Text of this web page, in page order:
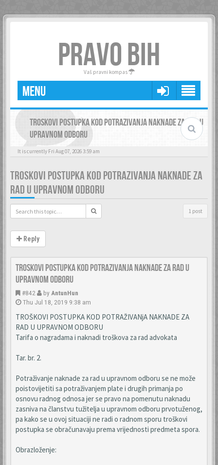
PRAVO BIH
Vaš pravni kompas
MENU
TROSKOVI POSTUPKA KOD POTRAZIVANJA NAKNADE ZA RAD U
UPRAVNOM ODBORU
It is currently Fri Aug 07, 2026 3:59 am
TROSKOVI POSTUPKA KOD POTRAZIVANJA NAKNADE ZA
RAD U UPRAVNOM ODBORU
1 post
Reply
Troskovi postupka kod potrazivanja naknade za rad u
upravnom odboru
#842 by AntunHun
Thu Jul 18, 2019 9:38 am
TROŠKOVI POSTUPKA KOD POTRAŽIVANjA NAKNADE ZA
RAD U UPRAVNOM ODBORU
Tarifa o nagradama i naknadi troškova za rad advokata
Tar. br. 2.
Potraživanje naknade za rad u upravnom odboru se ne može
poistovijetiti sa potraživanjem plate i drugih primanja po
osnovu radnog odnosa jer se pravo na pomenutu naknadu
zasniva na članstvu tužitelja u upravnom odboru prvotuženog,
pa kako se u ovoj situaciji ne radi o radnom sporu troškovi
postupka se obračunavaju prema vrijednosti predmeta spora.
Obrazloženje: